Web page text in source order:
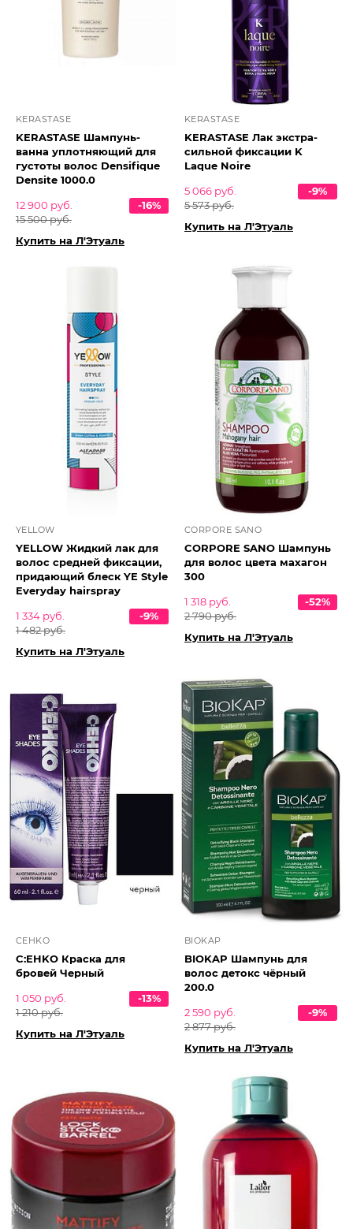
KERASTASE
KERASTASE Шампунь-
ванна уплотняющий для
густоты волос Densifique
Densite 1000.0
12 900 руб.
15 500 руб.
-16%
Купить на Л'Этуаль
KERASTASE
KERASTASE Лак экстра-
сильной фиксации K
Laque Noire
5 066 руб.
5 573 руб.
-9%
Купить на Л'Этуаль
YELLOW
YELLOW Жидкий лак для
волос средней фиксации,
придающий блеск YE Style
Everyday hairspray
1 334 руб.
1 482 руб.
-9%
Купить на Л'Этуаль
CORPORE SANO
CORPORE SANO Шампунь
для волос цвета махагон
300
1 318 руб.
2 790 руб.
-52%
Купить на Л'Этуаль
CEHKO
C:EHKO Краска для
бровей Черный
1 050 руб.
1 210 руб.
-13%
Купить на Л'Этуаль
BIOKAP
BIOKAP Шампунь для
волос детокс чёрный
200.0
2 590 руб.
2 877 руб.
-9%
Купить на Л'Этуаль